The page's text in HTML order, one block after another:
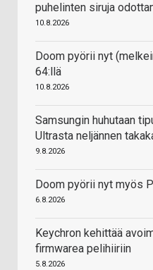
puhelinten siruja
10.8.2026
Doom pyörii nyt
64:llä
10.8.2026
Samsungin huhutaan
Ultrasta neljännen
9.8.2026
Doom pyörii nyt myös
6.8.2026
Keychron kehittää
firmwarea pelihiiriin
5.8.2026